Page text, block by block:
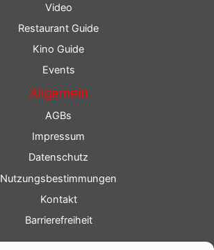
Video
Restaurant Guide
Kino Guide
Events
Allgemein
AGBs
Impressum
Datenschutz
Nutzungsbestimmungen
Kontakt
Barrierefreiheit